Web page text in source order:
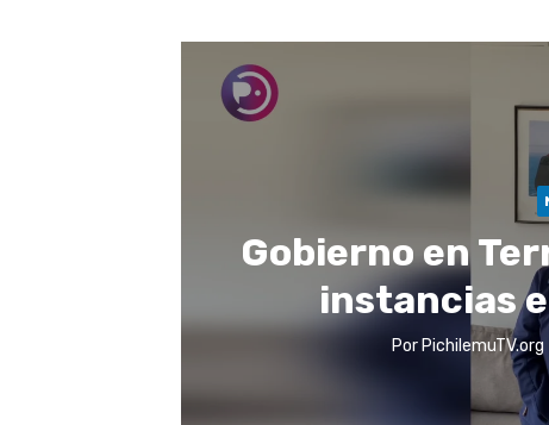
Gobierno en
instancias
Por PichilemuTV.org